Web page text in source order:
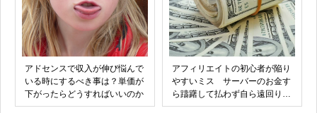
アドセンスで収入が伸び悩んで
いる時にするべき事は？単価が
下がったらどうすればいいのか
アフィリエイトの初心者が陥り
やすいミス サーバーのお金す
ら躊躇して払わず自ら遠回りす
る